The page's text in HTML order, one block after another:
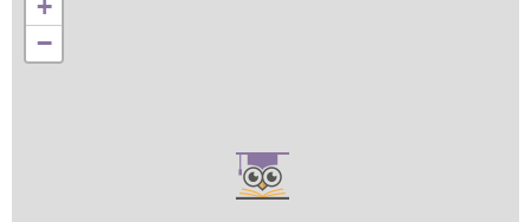
+
−